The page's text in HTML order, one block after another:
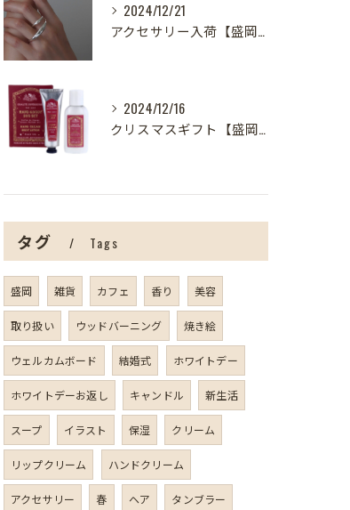
2024/12/21
アクセサリー入荷【盛岡の雑貨屋】
2024/12/16
クリスマスギフト【盛岡の雑貨屋】
タグ Tags
盛岡 雑貨 カフェ 香り 美容
取り扱い ウッドバーニング 焼き絵
ウェルカムボード 結婚式 ホワイトデー
ホワイトデーお返し キャンドル 新生活
スープ イラスト 保湿 クリーム
リップクリーム ハンドクリーム
アクセサリー 春 ヘア タンブラー